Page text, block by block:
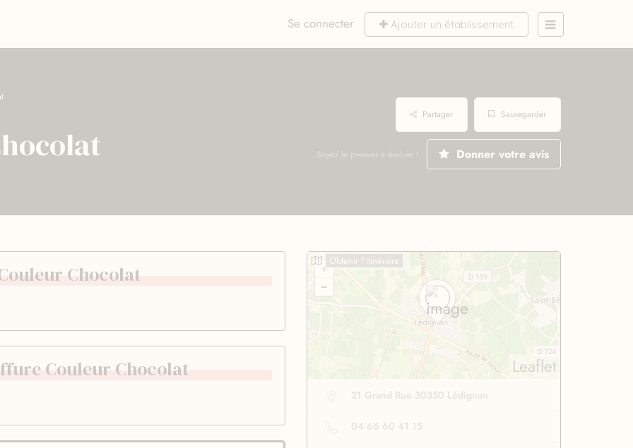
Se connecter Ajouter un établissement
Sauvegarder
Partager
Soyez le premier à évaluer ! Donner votre avis
Chocolat
Couleur Chocolat Leaflet
Obtenir l'itinéraire
21 Grand Rue 30350 Lédignan
04 66 60 41 15